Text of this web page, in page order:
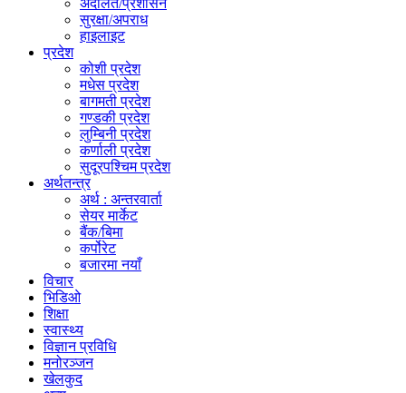
अदालत/प्रशासन
सुरक्षा/अपराध
हाइलाइट
प्रदेश
कोशी प्रदेश
मधेस प्रदेश
बागमती प्रदेश
गण्डकी प्रदेश
लुम्बिनी प्रदेश
कर्णाली प्रदेश
सुदूरपश्चिम प्रदेश
अर्थतन्त्र
अर्थ : अन्तरवार्ता
सेयर मार्केट
बैंक/बिमा
कर्पोरेट
बजारमा नयाँ
विचार
भिडिओ
शिक्षा
स्वास्थ्य
विज्ञान प्रविधि
मनोरञ्जन
खेलकुद